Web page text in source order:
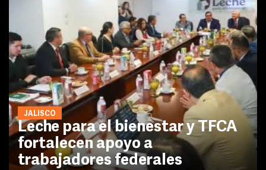
JALISCO
Leche para el bienestar y TFCA
fortalecen apoyo a
trabajadores federales